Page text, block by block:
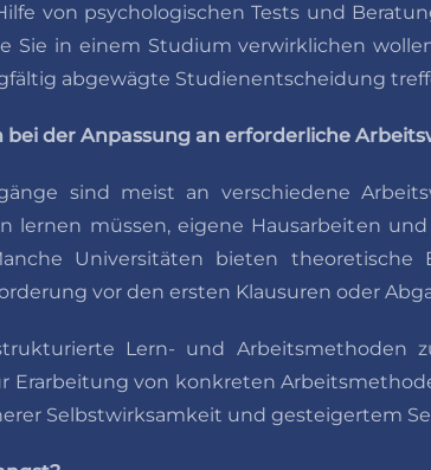
von psychologischen Tests und
Sie in einem Studium verwirklichen
abgewägte Studienentscheidung
der Anpassung an erforderliche
sind meist an verschiedene
lernen müssen, eigene Hausarbeiten
Universitäten bieten theoretische
vor den ersten Klausuren oder
Lern- und Arbeitsmethoden
Erarbeitung von konkreten
Selbstwirksamkeit und gesteigertem